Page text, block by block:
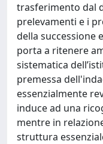
trasferimento dal
prelevamenti e i
della successione
porta a ritenere
sistematica
premessa
essenzialmente
induce ad una
mentre in
struttura